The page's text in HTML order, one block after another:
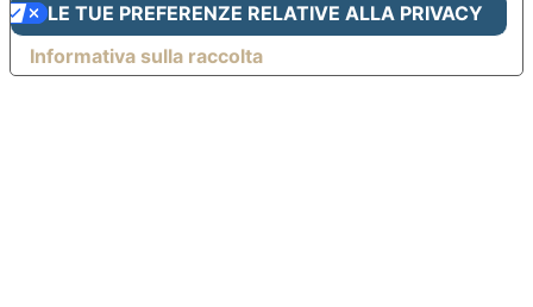
Informativa sulla raccolta
LE TUE PREFERENZE RELATIVE ALLA PRIVACY